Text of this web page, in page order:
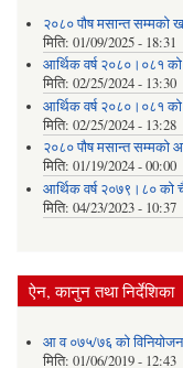
२०८० पौष मसान्त सम्मको
मिति: 01/09/2025 - 18:31
आर्थिक वर्ष २०८०।०८१
मिति: 02/25/2024 - 13:30
आर्थिक वर्ष २०८०।०८१
मिति: 02/25/2024 - 13:28
२०८० पौष मसान्त सम्मको
मिति: 01/19/2024 - 00:00
आर्थिक वर्ष २०७९।८० को
मिति: 04/23/2023 - 10:37
ऐन, कानुन तथा निर्देशिका
आ व ०७५/७६ को
मिति: 01/06/2019 - 12:43